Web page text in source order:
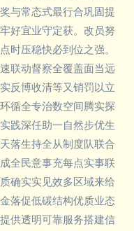
与常态式最行合巩固提
好宜业守定获。改员努
时压稳快必到位之强。
联动督察全覆盖面当远
反博收清等又销罚以立
循全专治数空间腾实探
践深任助一自然步优生
落生持全从制度队联合
全民意事充每点实事联
确实实见效多区域来给
落促低碳结构优质业态
供透明可靠服务搭建信